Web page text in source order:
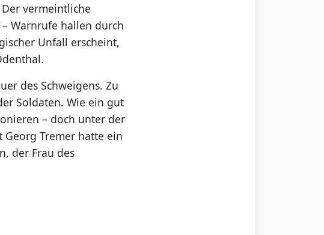
vermeintliche
Warnrufe hallen durch
Unfall erscheint,
des Schweigens. Zu
Soldaten. Wie ein gut
– doch unter der
Tremer hatte ein
der Frau des